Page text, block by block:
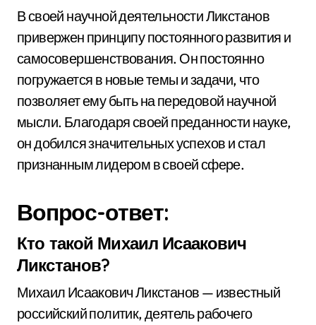
В своей научной деятельности Ликстанов
привержен принципу постоянного развития и
самосовершенствования. Он постоянно
погружается в новые темы и задачи, что
позволяет ему быть на передовой научной
мысли. Благодаря своей преданности науке,
он добился значительных успехов и стал
признанным лидером в своей сфере.
Вопрос-ответ:
Кто такой Михаил Исаакович
Ликстанов?
Михаил Исаакович Ликстанов — известный
российский политик, деятель рабочего